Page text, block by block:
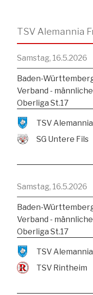
Samstag, 16.5.2026
Baden-
Verband -
Oberliga St.17
SG Untere Fils
Samstag, 16.5.2026
Baden-
Verband -
Oberliga St.17
TSV Rintheim